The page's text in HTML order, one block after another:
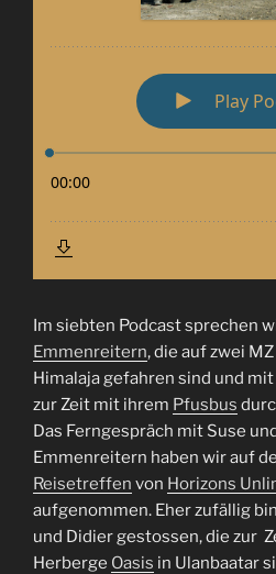
Im siebten Podcast sprechen
Emmenreitern, die auf zwei
Himalaja gefahren sind und
zur Zeit mit ihrem Pfusbus
Das Ferngespräch mit Suse
Emmenreitern haben wir auf
Reisetreffen von Horizons
aufgenommen. Eher zufällig
und Didier gestossen, die zur
Herberge Oasis in Ulanbaatar